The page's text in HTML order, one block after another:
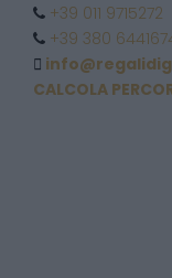
+39 011 9715272
+39 380
CALCOLA